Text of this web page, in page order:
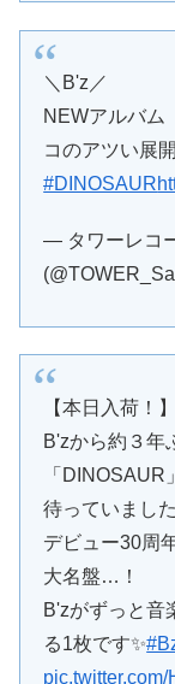
＼B'z／
NEWアルバム
コのアツい展
#DINOSAUR
— タワーレコ
【本日入荷！】
B'zから約３年
「DINOSAUR
待っていまし
デビュー30周
大名盤…！
B'zがずっと音
る1枚です✨